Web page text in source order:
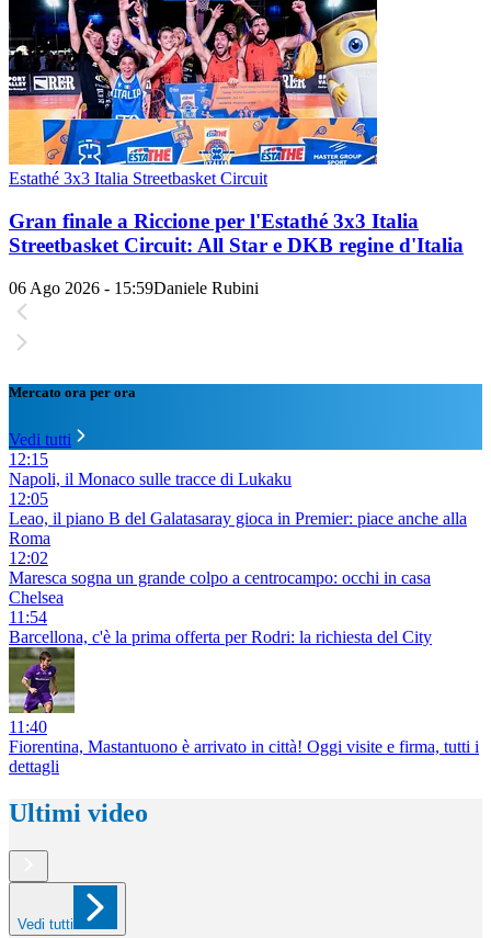
Estathé 3x3 Italia Streetbasket Circuit
Gran finale a Riccione per l'Estathé 3x3 Italia
Streetbasket Circuit: All Star e DKB regine d'Italia
06 Ago 2026 - 15:59Daniele Rubini
Mercato ora per ora
Vedi tutti
12:15
Napoli, il Monaco sulle tracce di Lukaku
12:05
Leao, il piano B del Galatasaray gioca in Premier: piace anche alla
Roma
12:02
Maresca sogna un grande colpo a centrocampo: occhi in casa
Chelsea
11:54
Barcellona, c'è la prima offerta per Rodri: la richiesta del City
11:40
Fiorentina, Mastantuono è arrivato in città! Oggi visite e firma, tutti i
dettagli
Ultimi video
Vedi tutti